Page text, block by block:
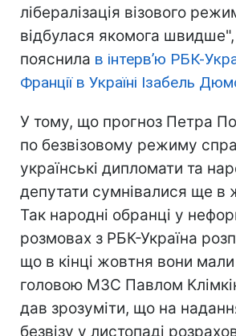
лібералізація візового
відбулася якомога
пояснила в інтерв’ю РБК-
Франції в Україні Ізабель
У тому, що прогноз Петра
по безвізовому режиму
українські дипломати та
депутати сумнівалися ще в
Так народні обранці у
розмовах з РБК-Україна
що в кінці жовтня вони мали
головою МЗС Павлом
дав зрозуміти, що на
безвізу у листопаді